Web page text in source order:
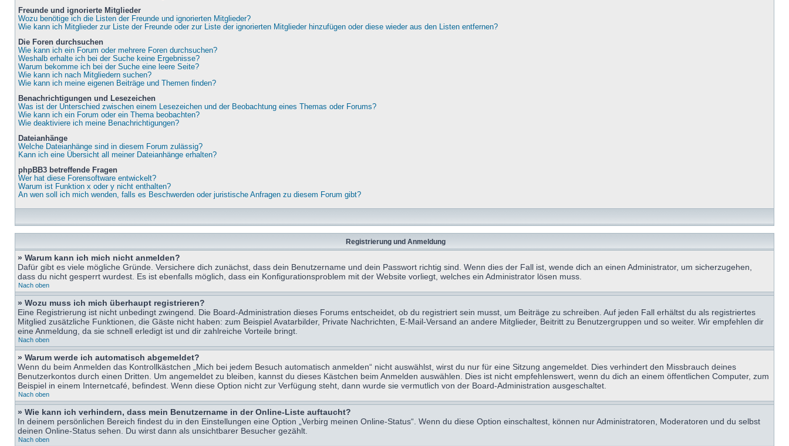
Freunde und ignorierte Mitglieder
Wozu benötige ich die Listen der Freunde und ignorierten Mitglieder?
Wie kann ich Mitglieder zur Liste der Freunde oder zur Liste der ignorierten Mitglieder hinzufügen oder diese wieder aus den Listen entfernen?
Die Foren durchsuchen
Wie kann ich ein Forum oder mehrere Foren durchsuchen?
Weshalb erhalte ich bei der Suche keine Ergebnisse?
Warum bekomme ich bei der Suche eine leere Seite?
Wie kann ich nach Mitgliedern suchen?
Wie kann ich meine eigenen Beiträge und Themen finden?
Benachrichtigungen und Lesezeichen
Was ist der Unterschied zwischen einem Lesezeichen und der Beobachtung eines Themas oder Forums?
Wie kann ich ein Forum oder ein Thema beobachten?
Wie deaktiviere ich meine Benachrichtigungen?
Dateianhänge
Welche Dateianhänge sind in diesem Forum zulässig?
Kann ich eine Übersicht all meiner Dateianhänge erhalten?
phpBB3 betreffende Fragen
Wer hat diese Forensoftware entwickelt?
Warum ist Funktion x oder y nicht enthalten?
An wen soll ich mich wenden, falls es Beschwerden oder juristische Anfragen zu diesem Forum gibt?
Registrierung und Anmeldung
» Warum kann ich mich nicht anmelden?
Dafür gibt es viele mögliche Gründe. Versichere dich zunächst, dass dein Benutzername und dein Passwort richtig sind. Wenn dies der Fall ist, wende dich an einen Administrator, um sicherzugehen,
dass du nicht gesperrt wurdest. Es ist ebenfalls möglich, dass ein Konfigurationsproblem mit der Website vorliegt, welches ein Administrator lösen muss.
Nach oben
» Wozu muss ich mich überhaupt registrieren?
Eine Registrierung ist nicht unbedingt zwingend. Die Board-Administration dieses Forums entscheidet, ob du registriert sein musst, um Beiträge zu schreiben. Auf jeden Fall erhältst du als registriertes
Mitglied zusätzliche Funktionen, die Gäste nicht haben: zum Beispiel Avatarbilder, Private Nachrichten, E-Mail-Versand an andere Mitglieder, Beitritt zu Benutzergruppen und so weiter. Wir empfehlen dir
eine Anmeldung, da sie schnell erledigt ist und dir zahlreiche Vorteile bringt.
Nach oben
» Warum werde ich automatisch abgemeldet?
Wenn du beim Anmelden das Kontrollkästchen „Mich bei jedem Besuch automatisch anmelden“ nicht auswählst, wirst du nur für eine Sitzung angemeldet. Dies verhindert den Missbrauch deines
Benutzerkontos durch einen Dritten. Um angemeldet zu bleiben, kannst du dieses Kästchen beim Anmelden auswählen. Dies ist nicht empfehlenswert, wenn du dich an einem öffentlichen Computer, zum
Beispiel in einem Internetcafé, befindest. Wenn diese Option nicht zur Verfügung steht, dann wurde sie vermutlich von der Board-Administration ausgeschaltet.
Nach oben
» Wie kann ich verhindern, dass mein Benutzername in der Online-Liste auftaucht?
In deinem persönlichen Bereich findest du in den Einstellungen eine Option „Verbirg meinen Online-Status“. Wenn du diese Option einschaltest, können nur Administratoren, Moderatoren und du selbst
deinen Online-Status sehen. Du wirst dann als unsichtbarer Besucher gezählt.
Nach oben